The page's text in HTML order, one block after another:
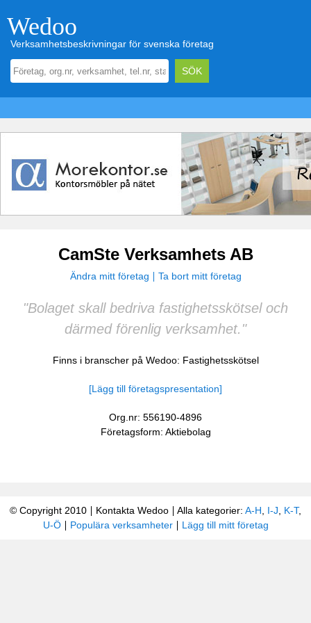
Wedoo
Verksamhetsbeskrivningar för svenska företag
CamSte Verksamhets AB
Ändra mitt företag Ta bort mitt företag
"Bolaget skall bedriva fastighetsskötsel och
därmed förenlig verksamhet."
Finns i branscher på Wedoo: Fastighetsskötsel
[Lägg till företagspresentation]
Org.nr: 556190-4896
Företagsform: Aktiebolag
© Copyright 2010 Kontakta Wedoo Alla kategorier: A-H I-J K-T,
U-Ö
Populära verksamheter Lägg till mitt företag